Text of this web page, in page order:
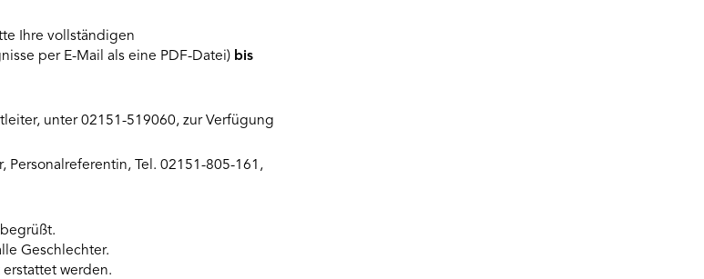
Ihre vollständigen
per E-Mail als eine PDF-Datei) bis
unter 02151-519060, zur Verfügung
Personalreferentin, Tel. 02151-805-161,
Geschlechter.
werden.